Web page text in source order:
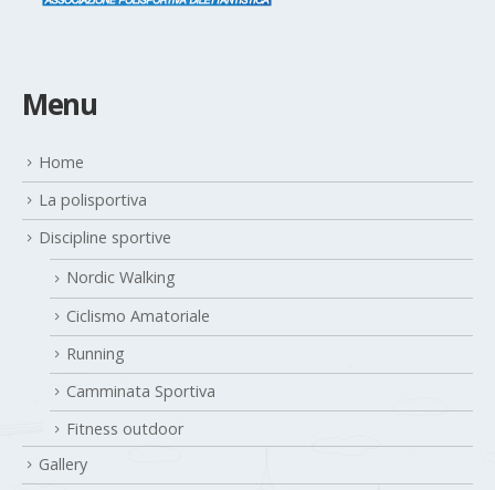
Menu
Home
La polisportiva
Discipline sportive
Nordic Walking
Ciclismo Amatoriale
Running
Camminata Sportiva
Fitness outdoor
Gallery